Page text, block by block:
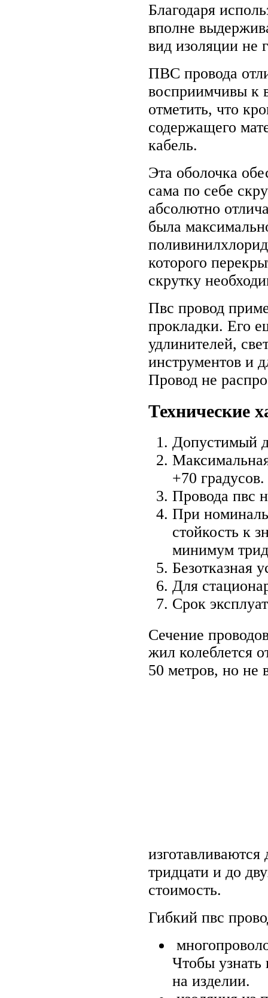
Благодаря
вполне
вид изоляции не
ПВС провода
восприимчивы к
отметить, что
содержащего
кабель.
Эта оболочка
сама по себе
абсолютно
была
которого
скрутку
Пвс провод
прокладки. Его
удлинителей,
инструментов и
Провод не
Технические
Допустимый
+70 градусов.
Провода пвс
При
стойкость к
минимум
Безотказная
Для
Срок
Сечение
жил колеблется
50 метров, но не
тридцати и до
стоимость.
Гибкий пвс
Чтобы узнать
на изделии.